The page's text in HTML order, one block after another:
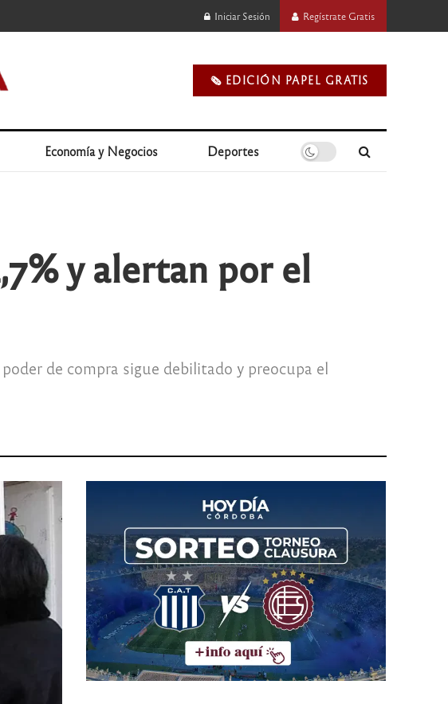
Iniciar Sesión Regístrate Gratis
🗞️ EDICIÓN PAPEL GRATIS
Economía y Negocios Deportes
y alertan por el
de compra sigue debilitado y preocupa el